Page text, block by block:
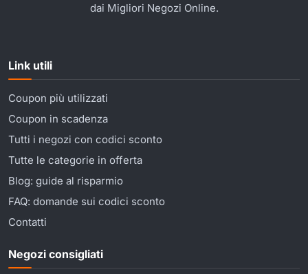
dai Migliori Negozi Online.
Link utili
Coupon più utilizzati
Coupon in scadenza
Tutti i negozi con codici sconto
Tutte le categorie in offerta
Blog: guide al risparmio
FAQ: domande sui codici sconto
Contatti
Negozi consigliati